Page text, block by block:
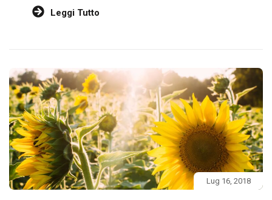
Leggi Tutto
Lug 16, 2018